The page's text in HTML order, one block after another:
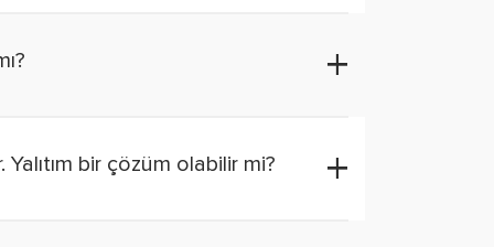
bir çözüm olabilir mi?